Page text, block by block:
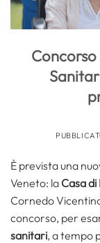
È prevista una
Veneto: la Casa
Cornedo
concorso, per
sanitari, a tempo